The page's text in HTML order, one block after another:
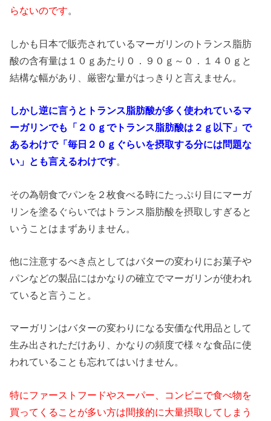
らないのです。
しかも日本で販売されているマーガリンのトランス脂肪
酸の含有量は１０ｇあたり０．９０ｇ～０．１４０ｇと
結構な幅があり、厳密な量がはっきりと言えません。
しかし逆に言うとトランス脂肪酸が多く使われているマ
ーガリンでも「２０ｇでトランス脂肪酸は２ｇ以下」で
あるわけで「毎日２０ｇぐらいを摂取する分には問題な
い」とも言えるわけです。
その為朝食でパンを２枚食べる時にたっぷり目にマーガ
リンを塗るぐらいではトランス脂肪酸を摂取しすぎると
いうことはまずありません。
他に注意するべき点としてはバターの変わりにお菓子や
パンなどの製品にはかなりの確立でマーガリンが使われ
ていると言うこと。
マーガリンはバターの変わりになる安価な代用品として
生み出されただけあり、かなりの頻度で様々な食品に使
われていることも忘れてはいけません。
特にファーストフードやスーパー、コンビニで食べ物を
買ってくることが多い方は間接的に大量摂取してしまう